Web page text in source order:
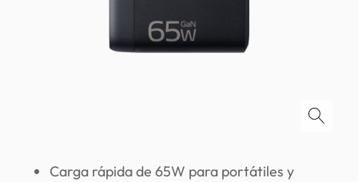
Carga rápida de 65W para portátiles y